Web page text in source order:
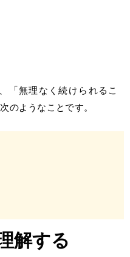
「無理なく続けられるこ
のようなことです。
解する